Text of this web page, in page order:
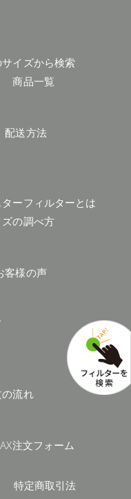
イズから検索
商品一覧
配送方法
ターフィルターとは
の調べ方
客様の声
の流れ
注文フォーム
特定商取引法